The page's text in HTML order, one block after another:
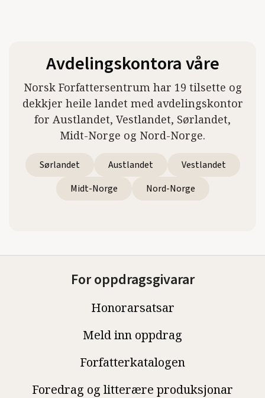
Avdelingskontora våre
Norsk Forfattersentrum har 19 tilsette og
dekkjer heile landet med avdelingskontor
for Austlandet, Vestlandet, Sørlandet,
Midt-Norge og Nord-Norge.
Sørlandet Austlandet
Vestlandet
Midt-Norge
Nord-Norge
For oppdragsgivarar
Honorarsatsar
Meld inn oppdrag
Forfatterkatalogen
Foredrag og litterære produksjonar